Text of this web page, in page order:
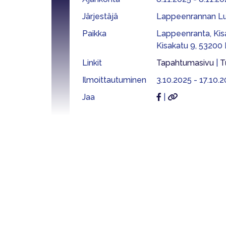
Järjestäjä
Lappeenrannan
Paikka
Lappeenranta,
Kisakatu 9,
Linkit
Tapahtumasivu
Ilmoittautuminen
3.10.2025 -
Jaa